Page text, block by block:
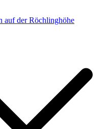
auf der Röchlinghöhe